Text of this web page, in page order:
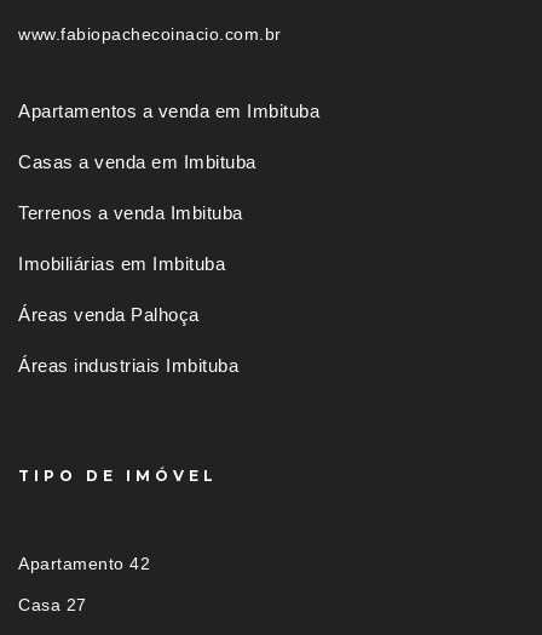
www.fabiopachecoinacio.com.br
Apartamentos a venda em Imbituba
Casas a venda em Imbituba
Terrenos a venda Imbituba
Imobiliárias em Imbituba
Áreas venda Palhoça
Áreas industriais Imbituba
TIPO DE IMÓVEL
Apartamento 42
Casa 27